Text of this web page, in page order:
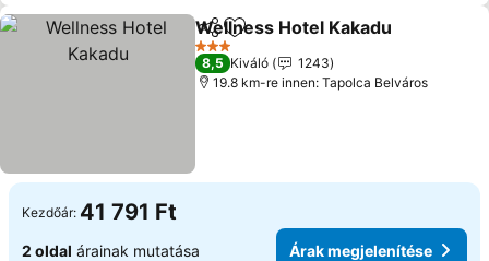
Megosztás
Hozzáadás a kedvencekhez
Wellness Hotel Kakadu
3 Kategória
8,5 Kiváló
1243
19.8 km-re innen: Tapolca Belváros
Kezdőár: 41 791 Ft
2 oldal árainak mutatása Árak megjelenítése